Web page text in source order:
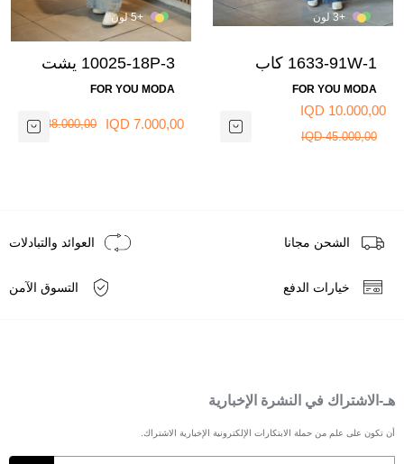
+3 لون
1633-91W-1 كاب
كاروهات طويل مع
حزام - اسود
FOR YOU MODA
10.000,00 IQD
45.000,00 IQD
+5 لون
10025-18P-3 يشت
طويل مع حزام - ابيض
FOR YOU MODA
7.000,00 IQD
38.000,00 IQD
الشحن مجانا العوائد والتبادلات
خيارات الدفع التسوق الآمن
هـ-الاشتراك في النشرة الإخبارية
أن تكون على علم من حملة الابتكارات الإلكترونية الإخبارية الاشتراك.